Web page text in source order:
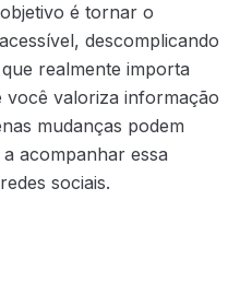
é tornar o
descomplicando
realmente importa
você valoriza informação
mudanças podem
acompanhar essa
sociais.